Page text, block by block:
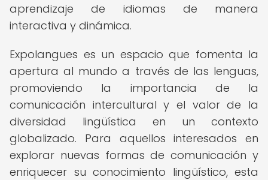
aprendizaje de idiomas de manera
interactiva y dinámica.
Expolangues es un espacio que fomenta la
apertura al mundo a través de las lenguas,
promoviendo la importancia de la
comunicación intercultural y el valor de la
diversidad lingüística en un contexto
globalizado. Para aquellos interesados en
explorar nuevas formas de comunicación y
enriquecer su conocimiento lingüístico, esta